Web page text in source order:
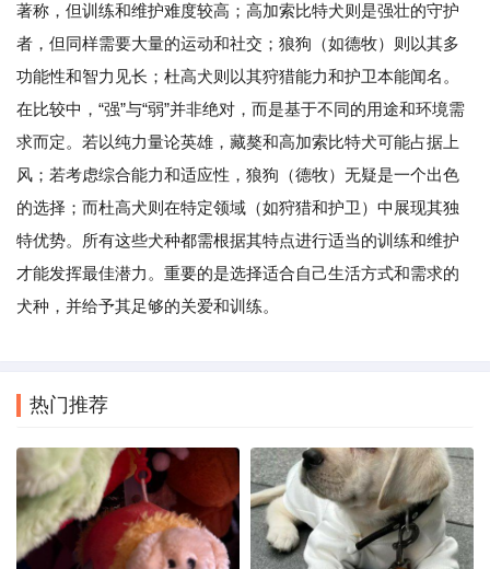
著称，但训练和维护难度较高；高加索比特犬则是强壮的守护
者，但同样需要大量的运动和社交；狼狗（如德牧）则以其多
功能性和智力见长；杜高犬则以其狩猎能力和护卫本能闻名。
在比较中，“强”与“弱”并非绝对，而是基于不同的用途和环境需
求而定。若以纯力量论英雄，藏獒和高加索比特犬可能占据上
风；若考虑综合能力和适应性，狼狗（德牧）无疑是一个出色
的选择；而杜高犬则在特定领域（如狩猎和护卫）中展现其独
特优势。所有这些犬种都需根据其特点进行适当的训练和维护
才能发挥最佳潜力。重要的是选择适合自己生活方式和需求的
犬种，并给予其足够的关爱和训练。
热门推荐